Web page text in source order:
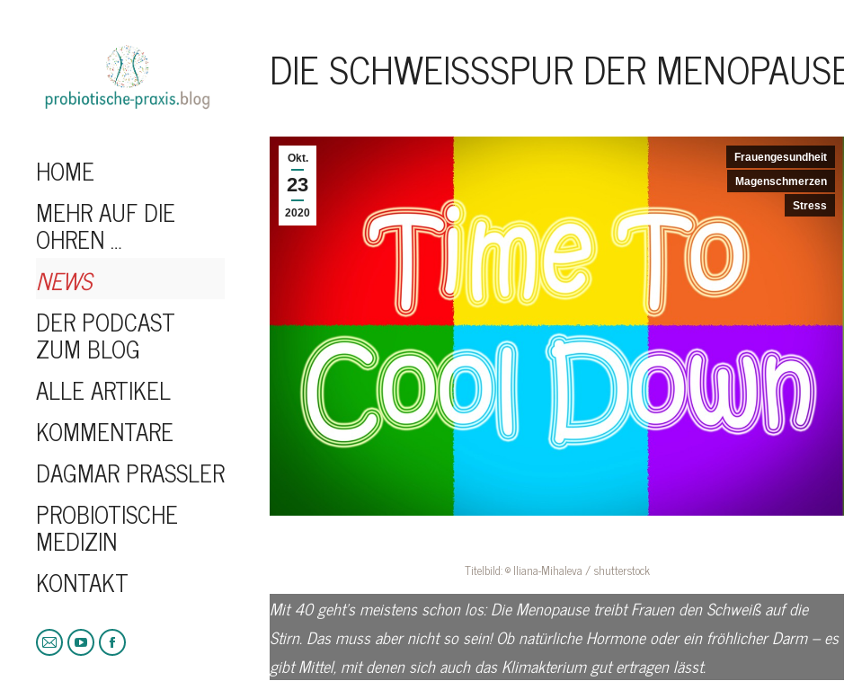
HOME
MEHR AUF DIE
OHREN …
NEWS
DER PODCAST
ZUM BLOG
ALLE ARTIKEL
KOMMENTARE
DAGMAR PRASSLER
PROBIOTISCHE
MEDIZIN
KONTAKT
E-
YouTubeFacebook
DIE SCHWEISSSPUR DER MENOPAUSE
Okt.
23
2020
Frauengesundheit
Magenschmerzen
Stress
Titelbild: © Iliana-Mihaleva / shutterstock
Mit 40 geht’s meistens schon los: Die Menopause treibt Frauen den Schweiß auf die
Stirn. Das muss aber nicht so sein! Ob natürliche Hormone oder ein fröhlicher Darm – es
gibt Mittel, mit denen sich auch das Klimakterium gut ertragen lässt.